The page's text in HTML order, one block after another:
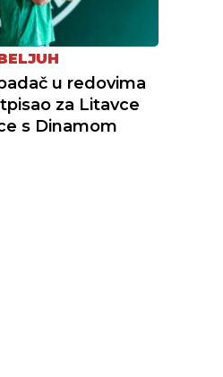
u redovima
za Litavce
s Dinamom